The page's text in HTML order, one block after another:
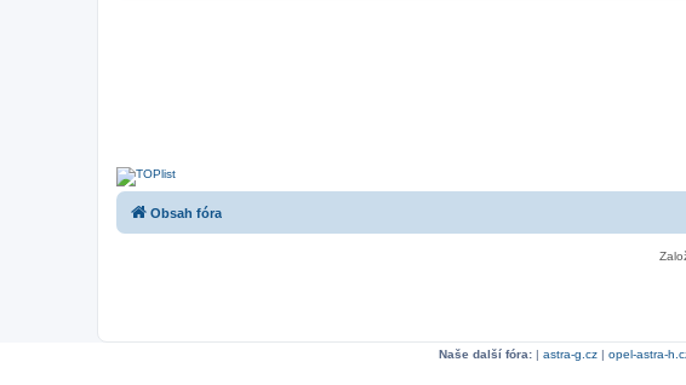
Obsah fóra
Naše další fóra:| astra-g.cz| opel-astra-